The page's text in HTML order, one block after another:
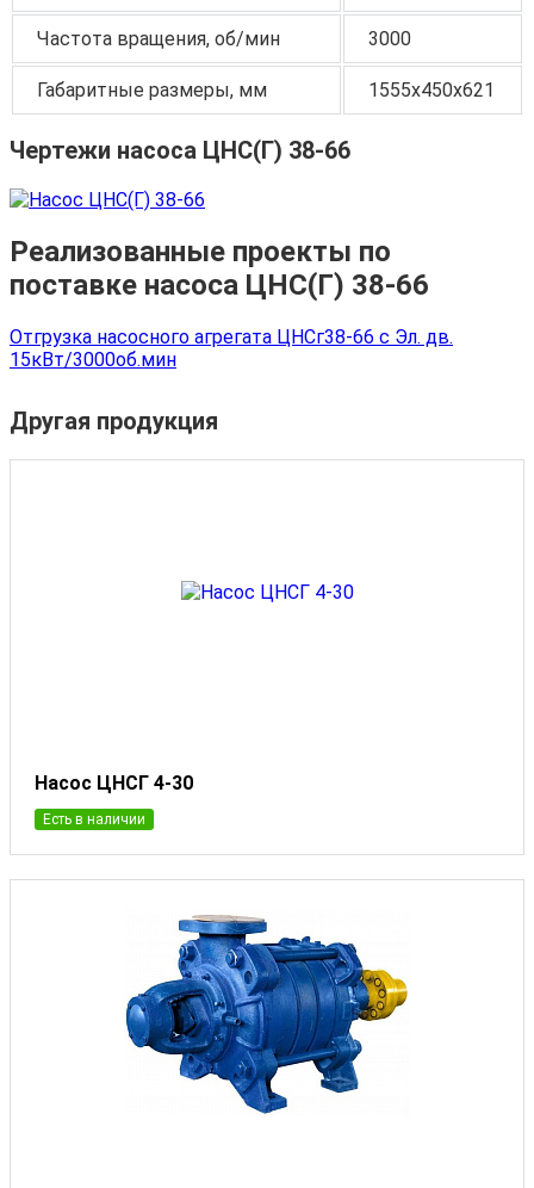
Частота вращения, об/мин 3000
Габаритные размеры, мм 1555х450х621
Чертежи насоса ЦНС(Г) 38-66
Реализованные проекты по
поставке насоса ЦНС(Г) 38-66
Отгрузка насосного агрегата ЦНСг38-66 с Эл. дв.
15кВт/3000об.мин
Другая продукция
Насос ЦНСГ 4-30
Есть в наличии